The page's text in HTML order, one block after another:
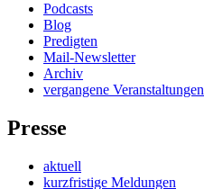
Podcasts
Blog
Predigten
Mail-Newsletter
Archiv
vergangene Veranstaltungen
Presse
aktuell
kurzfristige Meldungen